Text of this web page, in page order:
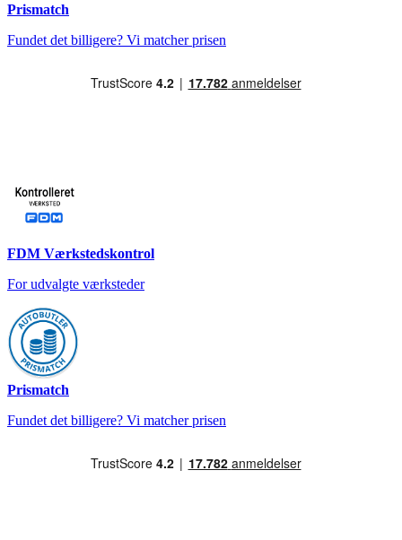
Prismatch
Fundet det billigere? Vi matcher prisen
FDM Værkstedskontrol
For udvalgte værksteder
Prismatch
Fundet det billigere? Vi matcher prisen